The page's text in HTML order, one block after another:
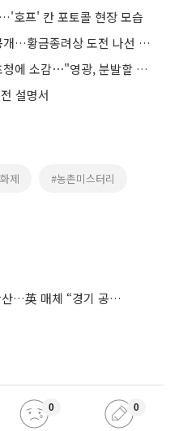
…'호프' 칸 포토콜 현장 모습
나홍진 신작 ‘호프’, 칸서 첫 공개…황금종려상 도전 나선 韓영화
나홍진 감독, 신작 '호프' 칸 초청에 소감⋯"영광, 분발할 것"
설명서
제 #농촌미스터리
축구협회 성접대 의혹 해외 확산…英 매체 “경기 공정성 의문”
0 0